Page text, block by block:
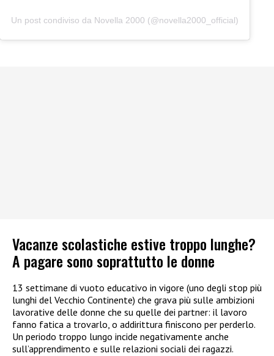
Un post condiviso da Novella 2000 (@novella2000_official)
Vacanze scolastiche estive troppo lunghe?
A pagare sono soprattutto le donne
13 settimane di vuoto educativo in vigore (uno degli stop più
lunghi del Vecchio Continente) che grava più sulle ambizioni
lavorative delle donne che su quelle dei partner: il lavoro
fanno fatica a trovarlo, o addirittura finiscono per perderlo.
Un periodo troppo lungo incide negativamente anche
sull’apprendimento e sulle relazioni sociali dei ragazzi.